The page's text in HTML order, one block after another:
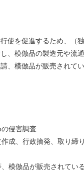
使を促進するため、（
、模倣品の製造元や流
、模倣品が販売されて
侵害調査
成、行政摘発、取り
模倣品が販売されてい